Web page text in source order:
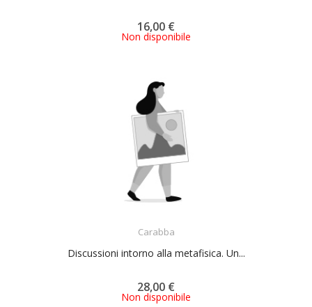
16,00 €
Non disponibile
Carabba
Discussioni intorno alla metafisica. Un...
28,00 €
Non disponibile